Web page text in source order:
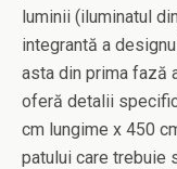
luminii (iluminatul
integrantă a
asta din prima fază
oferă detalii
cm lungime x 450
patului care trebuie